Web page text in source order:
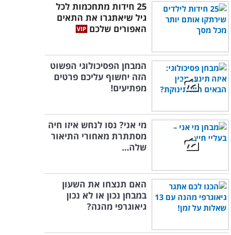
25 חידות מתחכמות לכל
גיל שיאתגרו את התאים
האפורים שלכם
המבחן הפסיכולוגי הפשוט
הזה יחשוף עליכם פרטים
מפתיעים!
מי אני? נסו לנחש איזו חיה
מסתתרת מאחורי התיאור
שלה...
האם תנצחו את השעון
במבחן נכון או לא נכון
גיאוגרפי מהנה?